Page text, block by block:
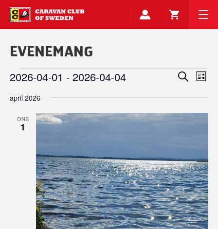
EVENEMANG
EVENEMANG
Evenemang
Search
Views
Sök
Lista
2026-04-01 - 2026-04-04
datum.
april 2026
ONS
1